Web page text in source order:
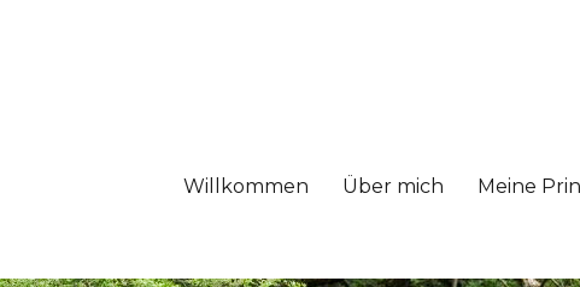
Willkommen Über mich Meine